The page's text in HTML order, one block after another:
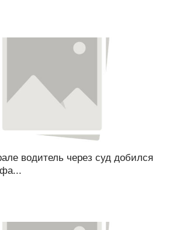
водитель через суд добился